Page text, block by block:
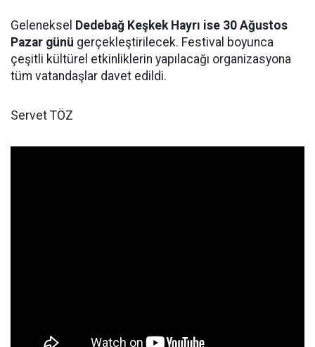
Geleneksel Dedebağ Keşkek Hayrı ise 30 Ağustos
Pazar günü gerçekleştirilecek. Festival boyunca
çeşitli kültürel etkinliklerin yapılacağı organizasyona
tüm vatandaşlar davet edildi.
Servet TÖZ